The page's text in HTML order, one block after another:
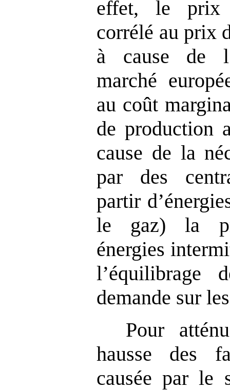
effet, le prix
corrélé au prix
à cause de
marché
au coût
de production
cause de la
par des
partir
le gaz) la
énergies
demande sur
Pour
hausse des
causée par le